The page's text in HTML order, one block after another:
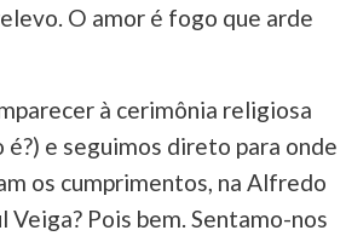
O amor é fogo que arde
à cerimônia religiosa
é?) e seguimos direto para onde
os cumprimentos, na Alfredo
Veiga? Pois bem. Sentamo-nos